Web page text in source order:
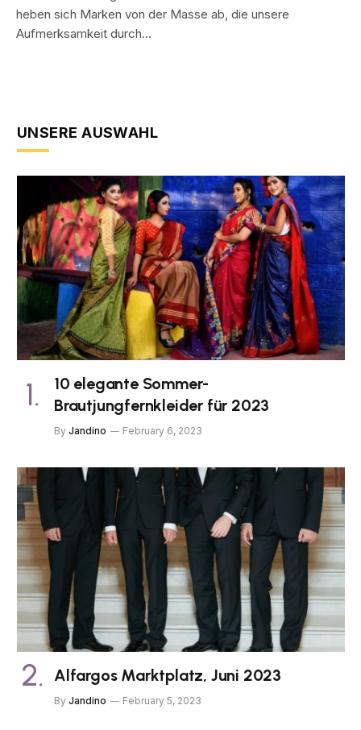
heben sich Marken von der Masse ab, die unsere
Aufmerksamkeit durch…
UNSERE AUSWAHL
10 elegante Sommer-
Brautjungfernkleider für 2023
By Jandino February 6, 2023
Alfargos Marktplatz, Juni 2023
By Jandino February 5, 2023